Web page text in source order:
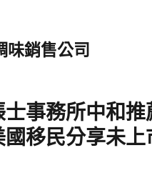
味銷售公司
士事務所中和推
移民分享未上